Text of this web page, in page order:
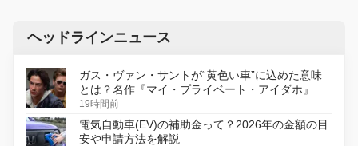
ヘッドラインニュース
ガス・ヴァン・サントが“黄色い車”に込めた意味
とは？名作『マイ・プライベート・アイダホ』が
初のデジタルリマスター版で復活
19時間前
電気自動車(EV)の補助金って？2026年の金額の目
安や申請方法を解説